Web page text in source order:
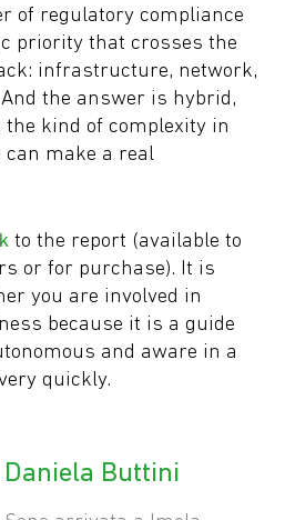
of regulatory compliance
priority that crosses the
infrastructure, network,
And the answer is hybrid,
the kind of complexity in
can make a real
to the report (available to
or for purchase). It is
you are involved in
because it is a guide
and aware in a
quickly.
Daniela Buttini